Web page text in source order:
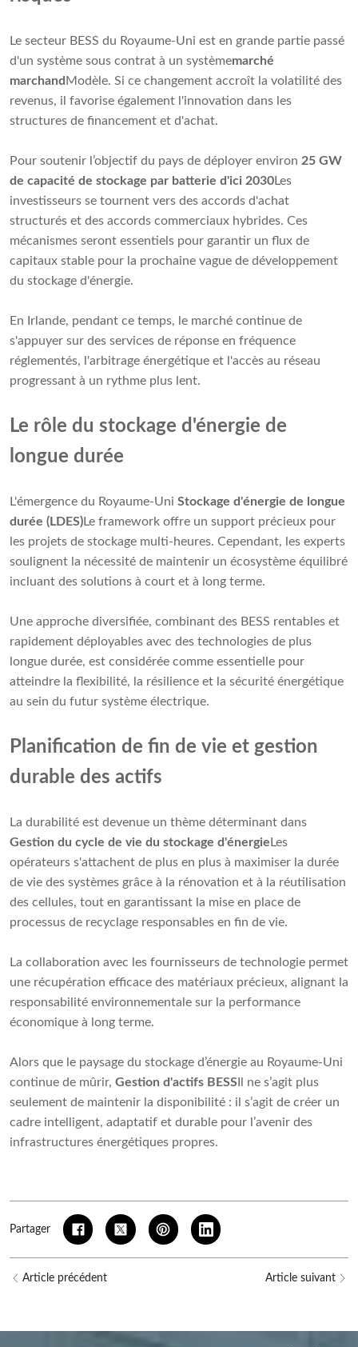
Le secteur BESS du Royaume-Uni est en grande partie passé
d'un système sous contrat à un systèmemarché
marchand Modèle. Si ce changement accroît la volatilité des
revenus, il favorise également l'innovation dans les
structures de financement et d'achat.
Pour soutenir l’objectif du pays de déployer environ 25 GW
de capacité de stockage par batterie d'ici 2030Les
investisseurs se tournent vers des accords d'achat
structurés et des accords commerciaux hybrides. Ces
mécanismes seront essentiels pour garantir un flux de
capitaux stable pour la prochaine vague de développement
du stockage d'énergie.
En Irlande, pendant ce temps, le marché continue de
s'appuyer sur des services de réponse en fréquence
réglementés, l'arbitrage énergétique et l'accès au réseau
progressant à un rythme plus lent.
Le rôle du stockage d'énergie de
longue durée
L'émergence du Royaume-Uni Stockage d'énergie de longue
durée (LDES)Le framework offre un support précieux pour
les projets de stockage multi-heures. Cependant, les experts
soulignent la nécessité de maintenir un écosystème équilibré
incluant des solutions à court et à long terme.
Une approche diversifiée, combinant des BESS rentables et
rapidement déployables avec des technologies de plus
longue durée, est considérée comme essentielle pour
atteindre la flexibilité, la résilience et la sécurité énergétique
au sein du futur système électrique.
Planification de fin de vie et gestion
durable des actifs
La durabilité est devenue un thème déterminant dans
Gestion du cycle de vie du stockage d'énergie Les
opérateurs s'attachent de plus en plus à maximiser la durée
de vie des systèmes grâce à la rénovation et à la réutilisation
des cellules, tout en garantissant la mise en place de
processus de recyclage responsables en fin de vie.
La collaboration avec les fournisseurs de technologie permet
une récupération efficace des matériaux précieux, alignant la
responsabilité environnementale sur la performance
économique à long terme.
Alors que le paysage du stockage d’énergie au Royaume-Uni
continue de mûrir, Gestion d'actifs BESS Il ne s’agit plus
seulement de maintenir la disponibilité : il s’agit de créer un
cadre intelligent, adaptatif et durable pour l’avenir des
infrastructures énergétiques propres.
Partager
Article précédent Article suivant